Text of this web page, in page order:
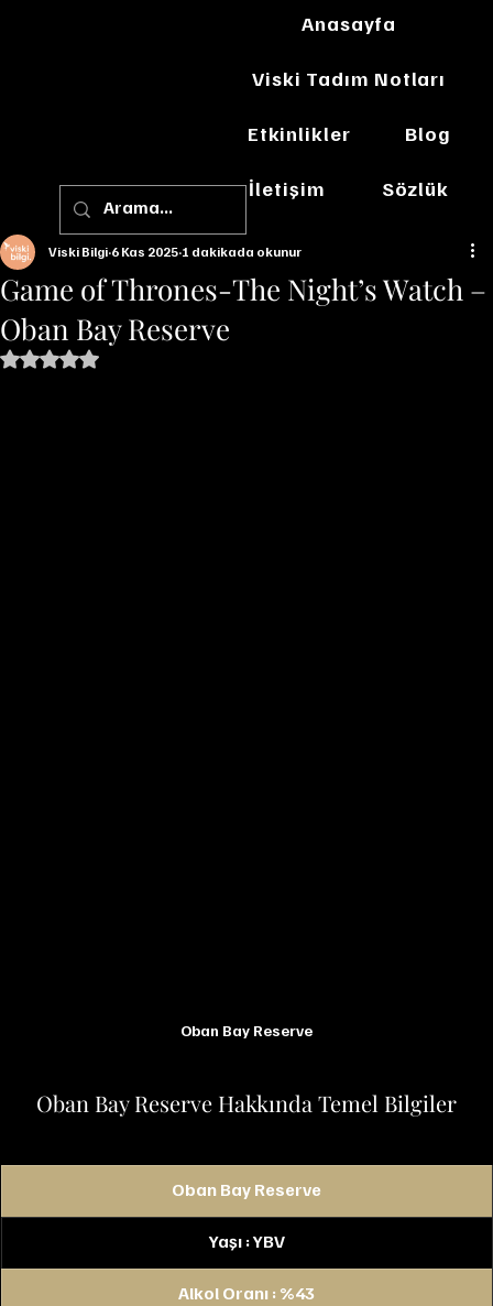
Anasayfa
Viski Tadım Notları
Etkinlikler Blog
İletişim Sözlük
Game of Thrones-The Night’s Watch –
Oban Bay Reserve
Viski Bilgi 6 Kas 2025 1 dakikada okunur
5 üzerinden NaN yıldız
Oban Bay Reserve
Oban Bay Reserve Hakkında Temel Bilgiler
Oban Bay Reserve
Yaşı : YBV
Alkol Oranı : %43